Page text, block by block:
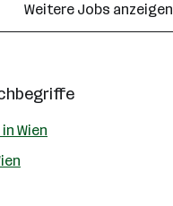
Weitere Jobs anzeigen
Wien